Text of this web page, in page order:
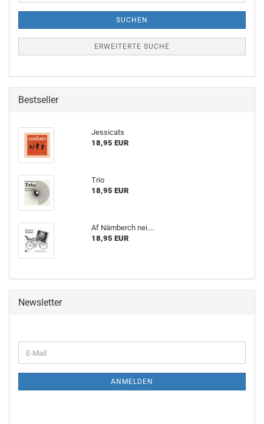
SUCHEN
ERWEITERTE SUCHE
Bestseller
Jes­si­cats
18,95 EUR
Trio
18,95 EUR
Af Näm­berch nei....
18,95 EUR
Newsletter
ZUR
E-
Mail
ANMELDEN